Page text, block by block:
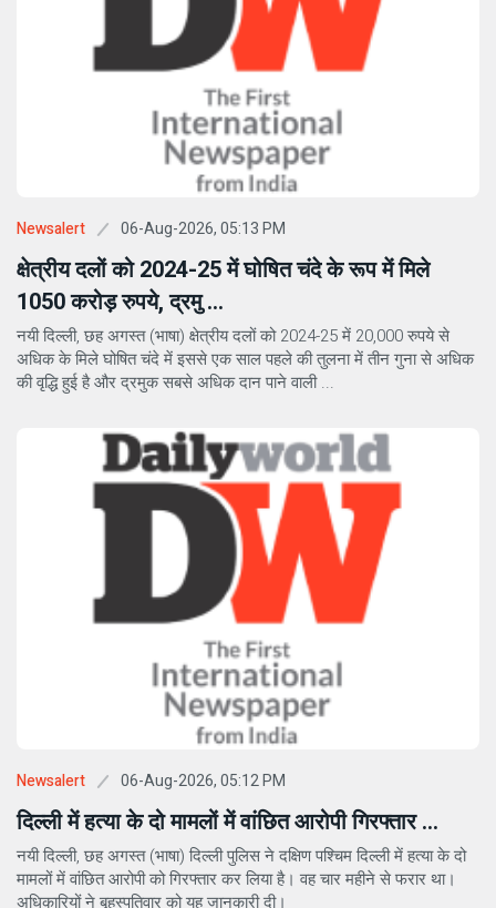
Newsalert 06-Aug-2026, 05:13 PM
क्षेत्रीय दलों को 2024-25 में घोषित चंदे के रूप में मिले
1050 करोड़ रुपये, द्रमु ...
नयी दिल्ली, छह अगस्त (भाषा) क्षेत्रीय दलों को 2024-25 में 20,000 रुपये से
अधिक के मिले घोषित चंदे में इससे एक साल पहले की तुलना में तीन गुना से अधिक
की वृद्धि हुई है और द्रमुक सबसे अधिक दान पाने वाली ...
Newsalert 06-Aug-2026, 05:12 PM
दिल्ली में हत्या के दो मामलों में वांछित आरोपी गिरफ्तार ...
नयी दिल्ली, छह अगस्त (भाषा) दिल्ली पुलिस ने दक्षिण पश्चिम दिल्ली में हत्या के दो
मामलों में वांछित आरोपी को गिरफ्तार कर लिया है। वह चार महीने से फरार था।
अधिकारियों ने बृहस्पतिवार को यह जानकारी दी।